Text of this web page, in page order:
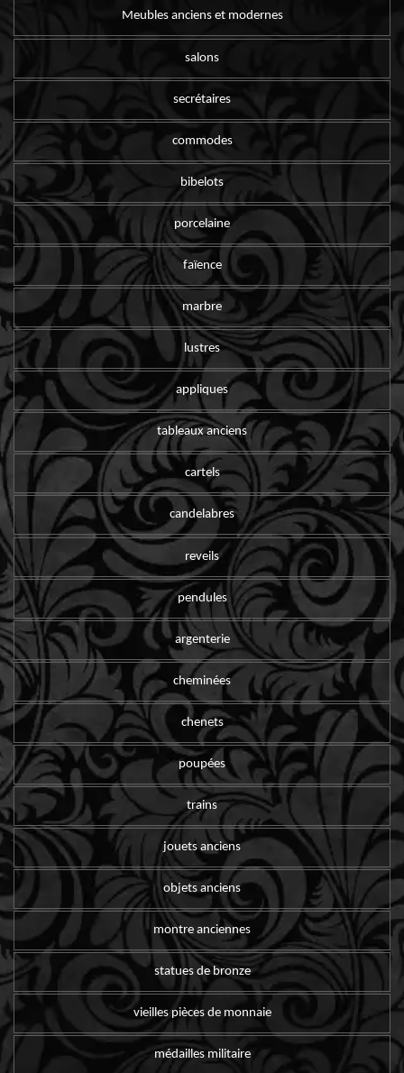
Meubles anciens et modernes
salons
secrétaires
commodes
bibelots
porcelaine
faïence
marbre
lustres
appliques
tableaux anciens
cartels
candelabres
reveils
pendules
argenterie
cheminées
chenets
poupées
trains
jouets anciens
objets anciens
montre anciennes
statues de bronze
vieilles pièces de monnaie
médailles militaire